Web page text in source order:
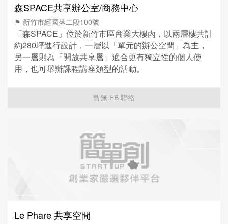
森SPACE共享辦公室/商務中心
⚑ 新竹市經國落二段100號
「森SPACE」位於新竹市區商業大樓內，以兩層樓共計
約280坪進行設計，一層以「單元的辦公空間」為主，
另一層則為「開放共享層」適合更有獨立性的個人使
用，也可舉辦課程講座類型的活動。
暫無 FB 聯絡
Le Phare 共享空間